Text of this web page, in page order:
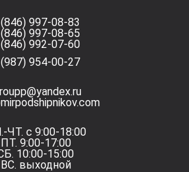
997-08-83
997-08-65
992-07-60
954-00-27
ЧТ. с 9:00-18:00
ПТ. 9:00-17:00
10:00-15:00
ВС. выходной